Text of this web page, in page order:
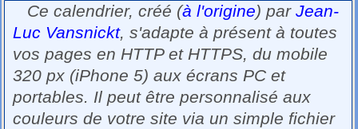
Ce calendrier, créé (à l'origine) parJean-
Luc Vansnickt, s'adapte à présent à toutes
vos pages en HTTP et HTTPS, du mobile
320 px (iPhone 5) aux écrans PC et
portables. Il peut être personnalisé aux
couleurs de votre site via un simple fichier